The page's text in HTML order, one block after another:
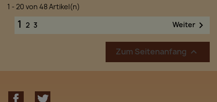
1 - 20 von 48 Artikel(n)
1 2 3 Weiter 
Zum Seitenanfang 
Facebook